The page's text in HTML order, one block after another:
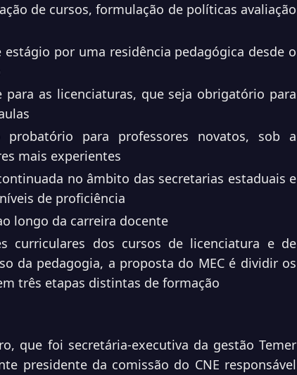
de cursos, formulação de políticas avaliação
por uma residência pedagógica desde o
para as licenciaturas, que seja obrigatório para
para professores novatos, sob a
mais experientes
no âmbito das secretarias estaduais e
de proficiência
longo da carreira docente
curriculares dos cursos de licenciatura e de
da pedagogia, a proposta do MEC é dividir os
três etapas distintas de formação
que foi secretária-executiva da gestão Temer
presidente da comissão do CNE responsável